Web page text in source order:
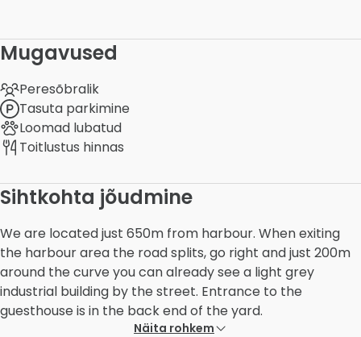
Mugavused
Peresõbralik
Tasuta parkimine
Loomad lubatud
Toitlustus hinnas
Sihtkohta jõudmine
We are located just 650m from harbour. When exiting
the harbour area the road splits, go right and just 200m
around the curve you can already see a light grey
industrial building by the street. Entrance to the
guesthouse is in the back end of the yard.
Näita rohkem